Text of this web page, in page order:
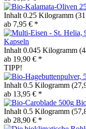
Inhalt 0.25 Kilogramm
ab 7,95 € *
Kapseln
Inhalt 0.045 Kilogramm
ab 19,90 € *
TIPP!
Inhalt 0.5 Kilogramm
ab 13,95 € *
Inhalt 0.5 Kilogramm
ab 28,90 € *